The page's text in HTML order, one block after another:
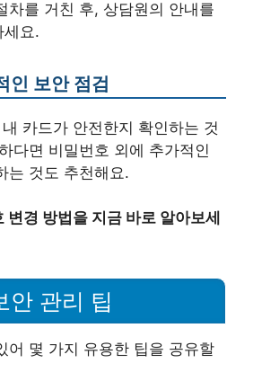
차를 거친 후, 상담원의 안내를
세요.
인 보안 점검
카드가 안전한지 확인하는 것
다면 비밀번호 외에 추가적인
는 것도 추천해요.
변경 방법을 지금 바로 알아보세
안 관리 팁
어 몇 가지 유용한 팁을 공유할